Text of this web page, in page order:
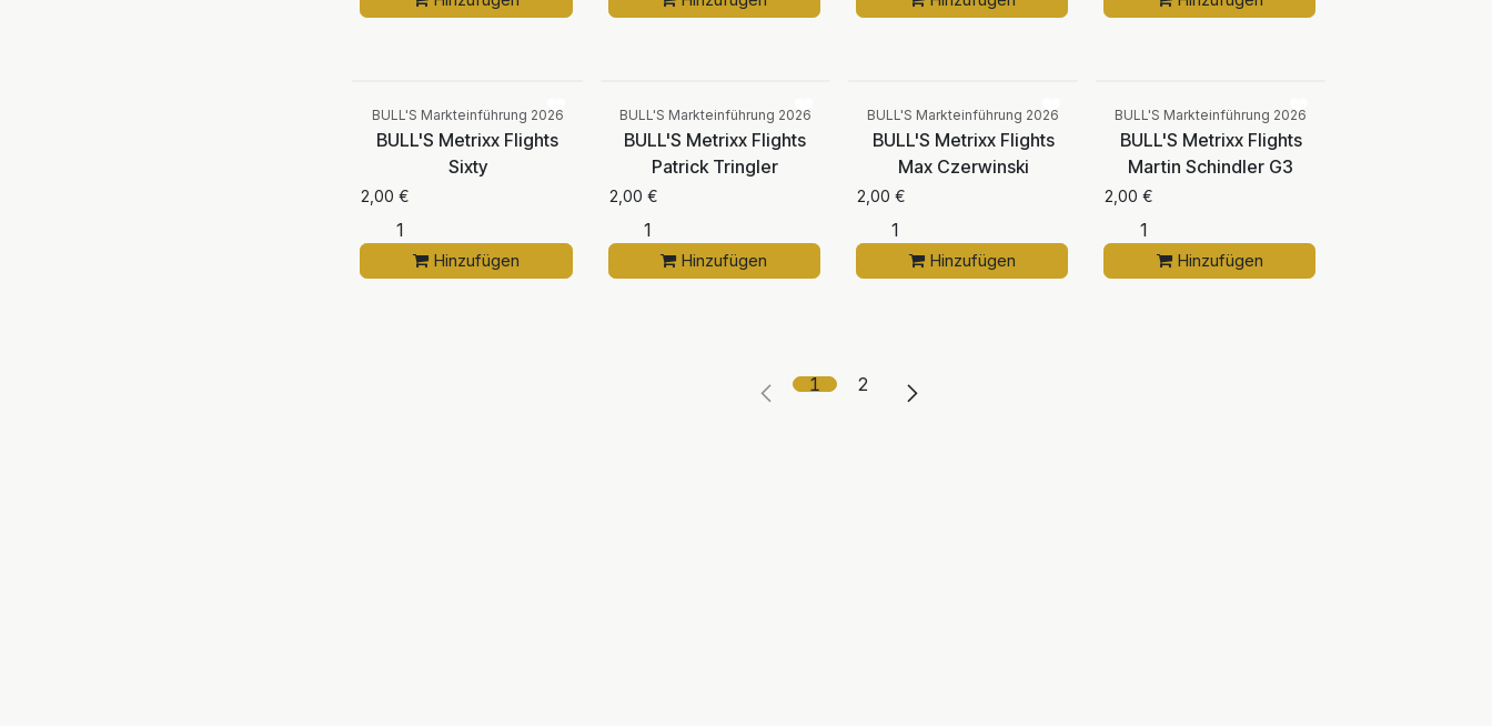
BULL'S Markteinführung 2026
BULL'S Metrixx Flights
Sixty
2,00 €
Hinzufügen
BULL'S Markteinführung 2026
BULL'S Metrixx Flights
Patrick Tringler
2,00 €
Hinzufügen
BULL'S Markteinführung 2026
BULL'S Metrixx Flights
Max Czerwinski
2,00 €
Hinzufügen
BULL'S Markteinführung 2026
BULL'S Metrixx Flights
Martin Schindler G3
2,00 €
Hinzufügen
1 2